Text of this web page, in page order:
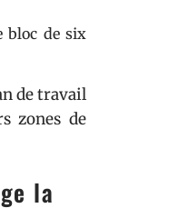
bloc de six
de travail
zones de
la